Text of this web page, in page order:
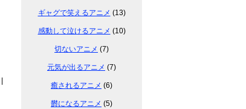
ギャグで笑えるアニメ (13)
感動して泣けるアニメ (10)
切ないアニメ (7)
元気が出るアニメ (7)
癒されるアニメ (6)
欝になるアニメ (5)